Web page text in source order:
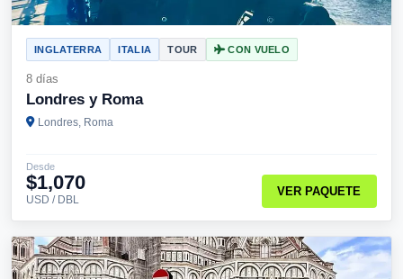
INGLATERRA ITALIA TOUR CON VUELO
8 días
Londres y Roma
Londres, Roma
Desde
$1,070
USD / DBL
VER PAQUETE